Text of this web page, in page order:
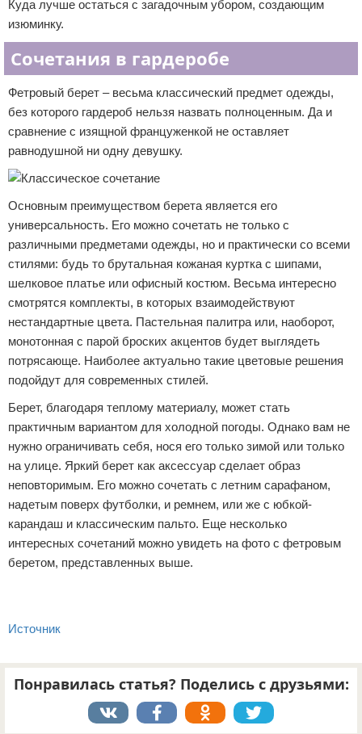
Куда лучше остаться с загадочным убором, создающим
изюминку.
Сочетания в гардеробе
Фетровый берет – весьма классический предмет одежды,
без которого гардероб нельзя назвать полноценным. Да и
сравнение с изящной француженкой не оставляет
равнодушной ни одну девушку.
Основным преимуществом берета является его
универсальность. Его можно сочетать не только с
различными предметами одежды, но и практически со всеми
стилями: будь то брутальная кожаная куртка с шипами,
шелковое платье или офисный костюм. Весьма интересно
смотрятся комплекты, в которых взаимодействуют
нестандартные цвета. Пастельная палитра или, наоборот,
монотонная с парой броских акцентов будет выглядеть
потрясающе. Наиболее актуально такие цветовые решения
подойдут для современных стилей.
Берет, благодаря теплому материалу, может стать
практичным вариантом для холодной погоды. Однако вам не
нужно ограничивать себя, нося его только зимой или только
на улице. Яркий берет как аксессуар сделает образ
неповторимым. Его можно сочетать с летним сарафаном,
надетым поверх футболки, и ремнем, или же с юбкой-
карандаш и классическим пальто. Еще несколько
интересных сочетаний можно увидеть на фото с фетровым
беретом, представленных выше.
Источник
Понравилась статья? Поделись с друзьями: